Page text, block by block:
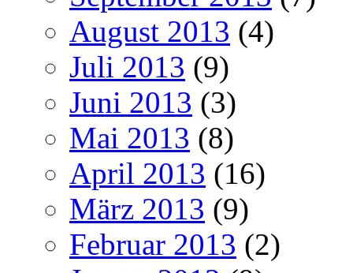
August 2013 (4)
Juli 2013 (9)
Juni 2013 (3)
Mai 2013 (8)
April 2013 (16)
März 2013 (9)
Februar 2013 (2)